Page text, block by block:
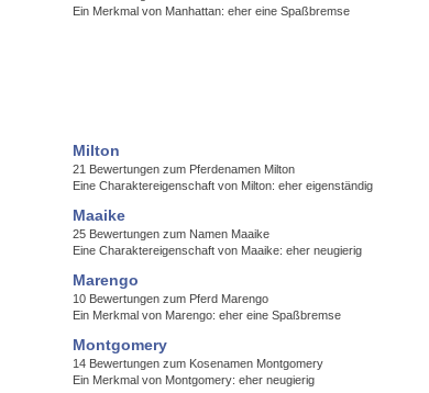
Ein Merkmal von Manhattan: eher eine Spaßbremse
Milton
21 Bewertungen zum Pferdenamen Milton
Eine Charaktereigenschaft von Milton: eher eigenständig
Maaike
25 Bewertungen zum Namen Maaike
Eine Charaktereigenschaft von Maaike: eher neugierig
Marengo
10 Bewertungen zum Pferd Marengo
Ein Merkmal von Marengo: eher eine Spaßbremse
Montgomery
14 Bewertungen zum Kosenamen Montgomery
Ein Merkmal von Montgomery: eher neugierig